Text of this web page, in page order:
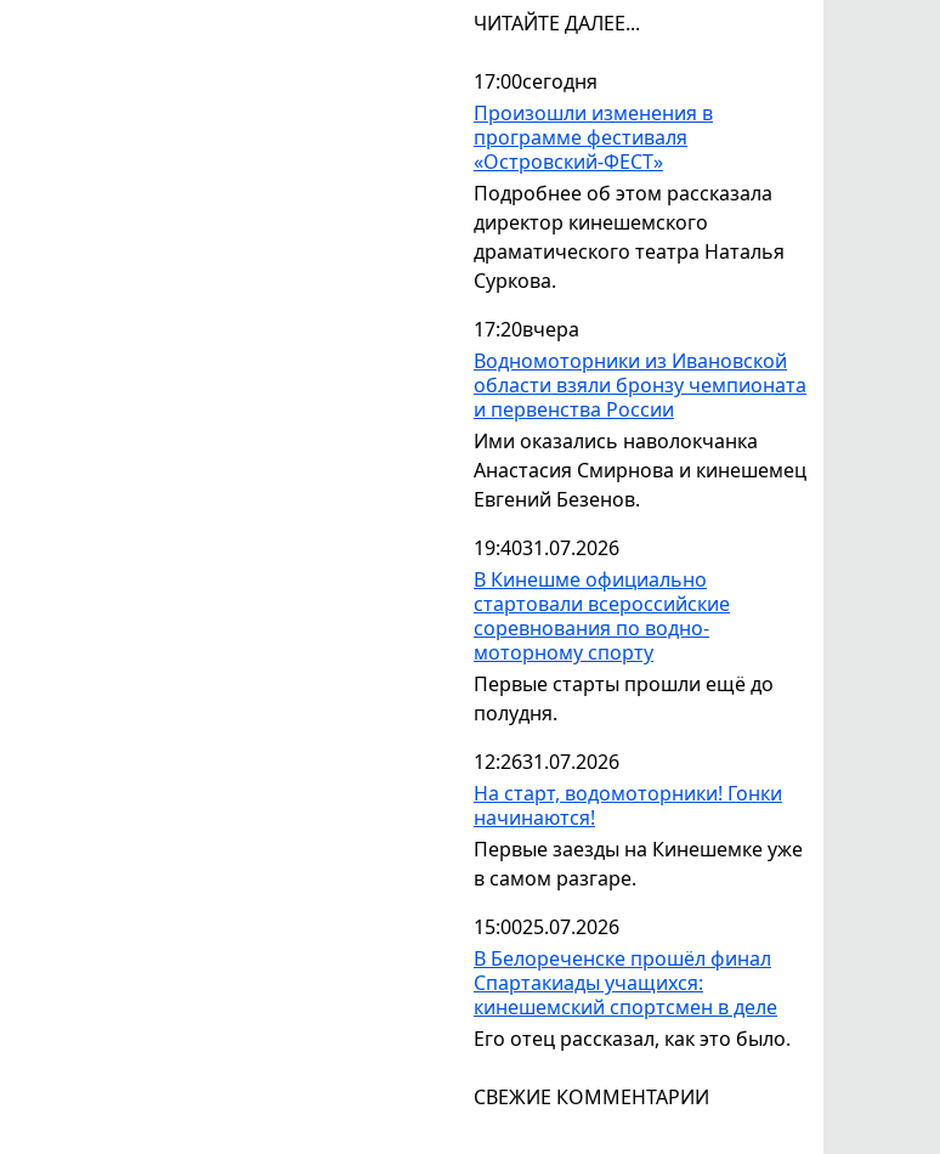
ЧИТАЙТЕ ДАЛЕЕ...
17:00сегодня
Произошли изменения в
программе фестиваля
«Островский-ФЕСТ»
Подробнее об этом рассказала
директор кинешемского
драматического театра Наталья
Суркова.
17:20вчера
Водномоторники из Ивановской
области взяли бронзу чемпионата
и первенства России
Ими оказались наволокчанка
Анастасия Смирнова и кинешемец
Евгений Безенов.
19:4031.07.2026
В Кинешме официально
стартовали всероссийские
соревнования по водно-
моторному спорту
Первые старты прошли ещё до
полудня.
12:2631.07.2026
На старт, водомоторники! Гонки
начинаются!
Первые заезды на Кинешемке уже
в самом разгаре.
15:0025.07.2026
В Белореченске прошёл финал
Спартакиады учащихся:
кинешемский спортсмен в деле
Его отец рассказал, как это было.
СВЕЖИЕ КОММЕНТАРИИ